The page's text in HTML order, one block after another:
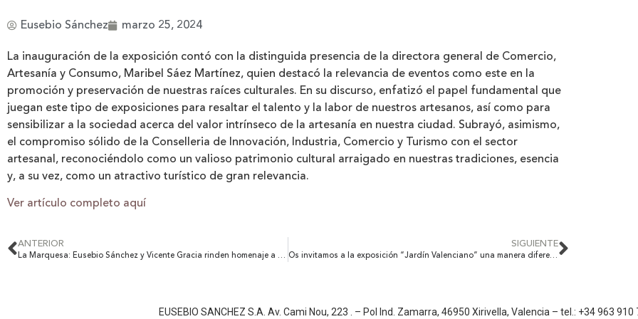
Eusebio Sánchez marzo 25, 2024
La inauguración de la exposición contó con la distinguida presencia de la directora general de Comercio,
Artesanía y Consumo, Maribel Sáez Martínez, quien destacó la relevancia de eventos como este en la
promoción y preservación de nuestras raíces culturales. En su discurso, enfatizó el papel fundamental que
juegan este tipo de exposiciones para resaltar el talento y la labor de nuestros artesanos, así como para
sensibilizar a la sociedad acerca del valor intrínseco de la artesanía en nuestra ciudad. Subrayó, asimismo,
el compromiso sólido de la Conselleria de Innovación, Industria, Comercio y Turismo con el sector
artesanal, reconociéndolo como un valioso patrimonio cultural arraigado en nuestras tradiciones, esencia
y, a su vez, como un atractivo turístico de gran relevancia.
Ver artículo completo aquí
ANTERIOR
La Marquesa: Eusebio Sánchez y Vicente Gracia rinden homenaje a Valencia con la exposición “Jardín Valenciano”
SIGUIENTE
Os invitamos a la exposición “Jardín Valenciano” una manera diferente de conocer las puntillas de Eusebio Sanchez
EUSEBIO SANCHEZ S.A. Av. Cami Nou, 223 . – Pol Ind. Zamarra, 46950 Xirivella, Valencia – tel.: +34 963 910